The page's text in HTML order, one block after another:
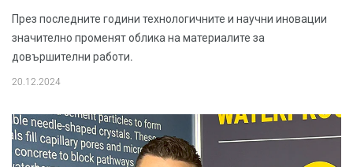
През последните години технологичните и научни иновации
значително променят облика на материалите за
довършителни работи.
20.12.2024